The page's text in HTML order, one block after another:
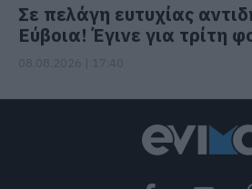
Σε πελάγη ευτυχίας
Εύβοια! Έγινε για τρίτη